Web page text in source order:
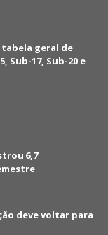
tabela geral de
Sub-17, Sub-20 e
6,7
deve voltar para